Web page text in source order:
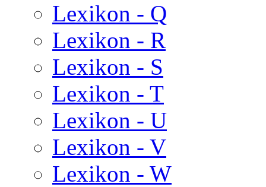
Lexikon - Q
Lexikon - R
Lexikon - S
Lexikon - T
Lexikon - U
Lexikon - V
Lexikon - W